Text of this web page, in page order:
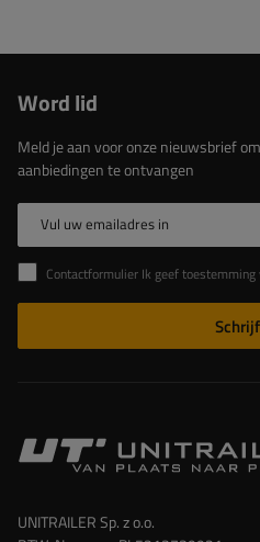
Word lid
Meld je aan voor onze nieuwsbrief
aanbiedingen te ontvangen
Vul uw emailadres in
Contactformulier Ik geef toestemming voor de verwerking van mijn persoonlijke gegevens in het
UNITRAILER Sp. z o.o.